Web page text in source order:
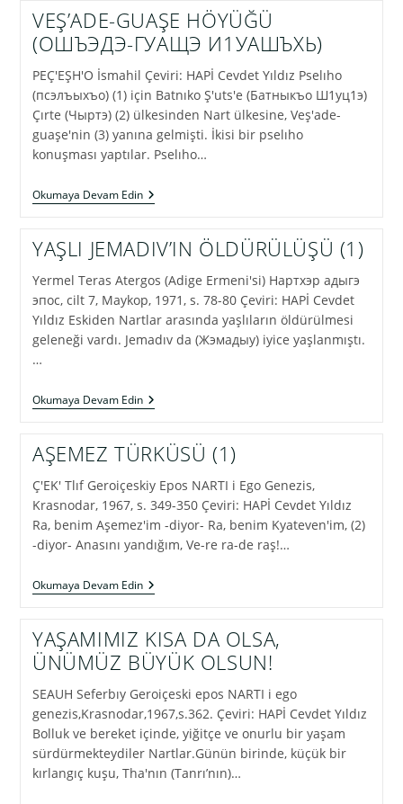
HANIMI
VEŞ’ADE-GUAŞE HÖYÜĞÜ
(ОШЪЭДЭ-ГУАЩЭ И1УАШЪХЬ)
PEÇ'EŞH'O İsmahil Çeviri: HAPİ Cevdet Yıldız Pselıho
(псэлъыхъо) (1) için Batnıko Ş'uts'e (Батныкъо Ш1уц1э)
Çırte (Чыртэ) (2) ülkesinden Nart ülkesine, Veş'ade-
guaşe'nin (3) yanına gelmişti. İkisi bir pselıho
konuşması yaptılar. Pselıho…
Okumaya Devam EdinVEŞ’ADE-
GUAŞE
(ОШЪЭДЭ-
ГУАЩЭ
YAŞLI JEMADIV’IN ÖLDÜRÜLÜŞÜ (1)
Yermel Teras Atergos (Adige Ermeni'si) Нартхэр адыгэ
эпос, cilt 7, Maykop, 1971, s. 78-80 Çeviri: HAPİ Cevdet
Yıldız Eskiden Nartlar arasında yaşlıların öldürülmesi
geleneği vardı. Jemadıv da (Жэмадыу) iyice yaşlanmıştı.
…
Okumaya Devam EdinYAŞLI
JEMADIV’IN
(1)
AŞEMEZ TÜRKÜSÜ (1)
Ç'EK' Tlıf Geroiçeskiy Epos NARTI i Ego Genezis,
Krasnodar, 1967, s. 349-350 Çeviri: HAPİ Cevdet Yıldız
Ra, benim Aşemez'im -diyor- Ra, benim Kyateven'im, (2)
-diyor- Anasını yandığım, Ve-re ra-de raş!…
Okumaya Devam EdinAŞEMEZ
TÜRKÜSÜ
YAŞAMIMIZ KISA DA OLSA,
ÜNÜMÜZ BÜYÜK OLSUN!
SEAUH Seferbıy Geroiçeski epos NARTI i ego
genezis,Krasnodar,1967,s.362. Çeviri: HAPİ Cevdet Yıldız
Bolluk ve bereket içinde, yiğitçe ve onurlu bir yaşam
sürdürmekteydiler Nartlar.Günün birinde, küçük bir
kırlangıç kuşu, Tha'nın (Tanrı’nın)…